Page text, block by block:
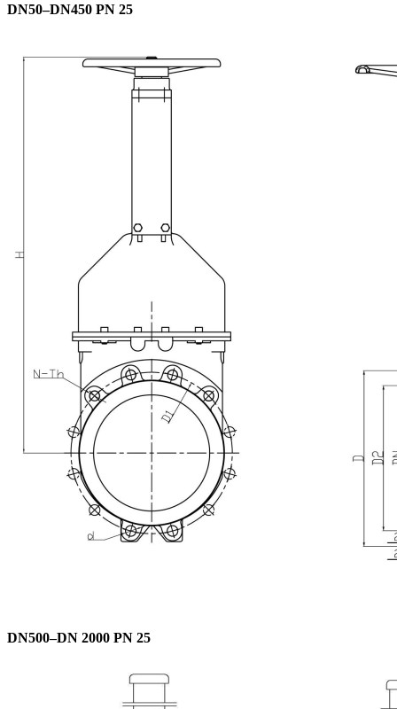
DN50–DN450 PN 25
DN500–DN 2000 PN 25